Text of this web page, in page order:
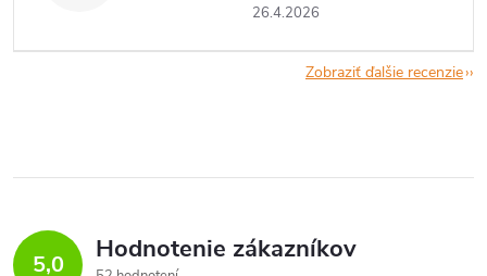
26.4.2026
Zobraziť ďalšie recenzie
5,0 Hodnotenie zákazníkov